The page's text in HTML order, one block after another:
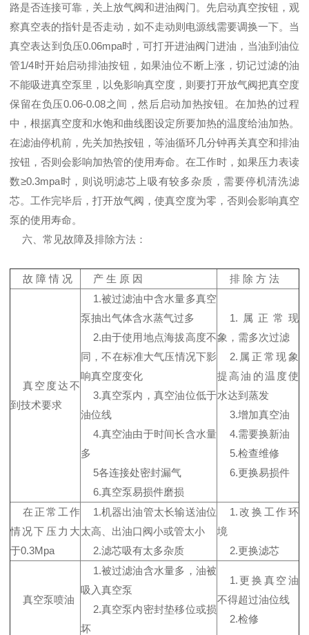
路是否连接可靠，关上放气阀和进油阀门。先启动真空按钮，观
察真空表的指针是否走动，如不走动则电源线需要调换一下。当
真空表达到负压0.06mpa时，可打开进油阀门进油，当油到油位
管1/4时开始启动排油按钮，如果油位不断上涨，切记过滤的油
不能吸进真空泵里，以免影响真空度，则要打开放气阀把真空度
保留在负压0.06-0.08之间，然后启动加热按钮。在加热的过程
中，根据真空度和水饱和曲线图设定所要加热的温度给油加热。
在滤油停机前，先关加热按钮，等油循环几分钟再关真空和排油
按钮，否则会影响加热管的使用寿命。在工作时，如果压力表读
数≥0.3mpa时，则说明滤芯上吸有较多杂质，需要停机清洗滤
芯。工作完毕后，打开放气阀，使真空度为零，否则会影响真空
泵的使用寿命。
六、常见故障及排除方法：
故 障 情 况 产 生 原 因 排 除 方 法
真空度达不
到技术要求
1.被过滤油中含水量多真空
泵抽出气体含水蒸气过多
2.由于使用地点海拔高度不
同，不在标准大气压情况下影
响真空度变化
3.真空泵内，真空油位低于
油位线
4.真空油由于时间长含水量
多
5各连接处密封漏气
6.真空泵易损件磨损
1.属正常现
象，需多次过滤
2.属正常现象
提高油的温度使
水达到蒸发
3.增加真空油
4.需要换新油
5.检查维修
6.更换易损件
在正常工作
情况下压力大
于0.3Mpa
1.机器出油管太长输送油位
太高、出油口阀小或管太小
2.滤芯吸有太多杂质
1.改换工作环
境
2.更换滤芯
真空泵喷油
1.被过滤油含水量多，油被
吸入真空泵
2.真空泵内密封垫移位或损
坏
1.更换真空油
不得超过油位线
2.检修